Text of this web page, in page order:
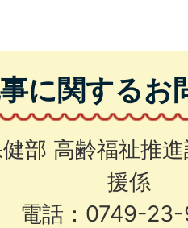
に関するお
部 高齢福祉推
援係
電話：0749-